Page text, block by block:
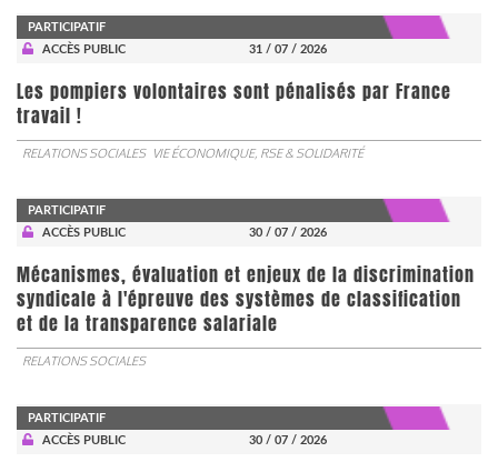
PARTICIPATIF
ACCÈS PUBLIC
31 / 07 / 2026
Les pompiers volontaires sont pénalisés par France
travail !
RELATIONS SOCIALES VIE ÉCONOMIQUE, RSE & SOLIDARITÉ
PARTICIPATIF
ACCÈS PUBLIC
30 / 07 / 2026
Mécanismes, évaluation et enjeux de la discrimination
syndicale à l'épreuve des systèmes de classification
et de la transparence salariale
RELATIONS SOCIALES
PARTICIPATIF
ACCÈS PUBLIC
30 / 07 / 2026